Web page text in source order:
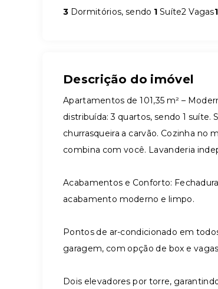
3 Dormitórios, sendo 1 Suíte2 Vagas
Descrição do imóvel
Apartamentos de 101,35 m² –
distribuída: 3 quartos, sendo 1 suíte.
churrasqueira a carvão. Cozinha no
combina com você. Lavanderia
Acabamentos e Conforto:
acabamento moderno e limpo.
Pontos de ar-condicionado em
garagem, com opção de box e
Dois elevadores por torre,